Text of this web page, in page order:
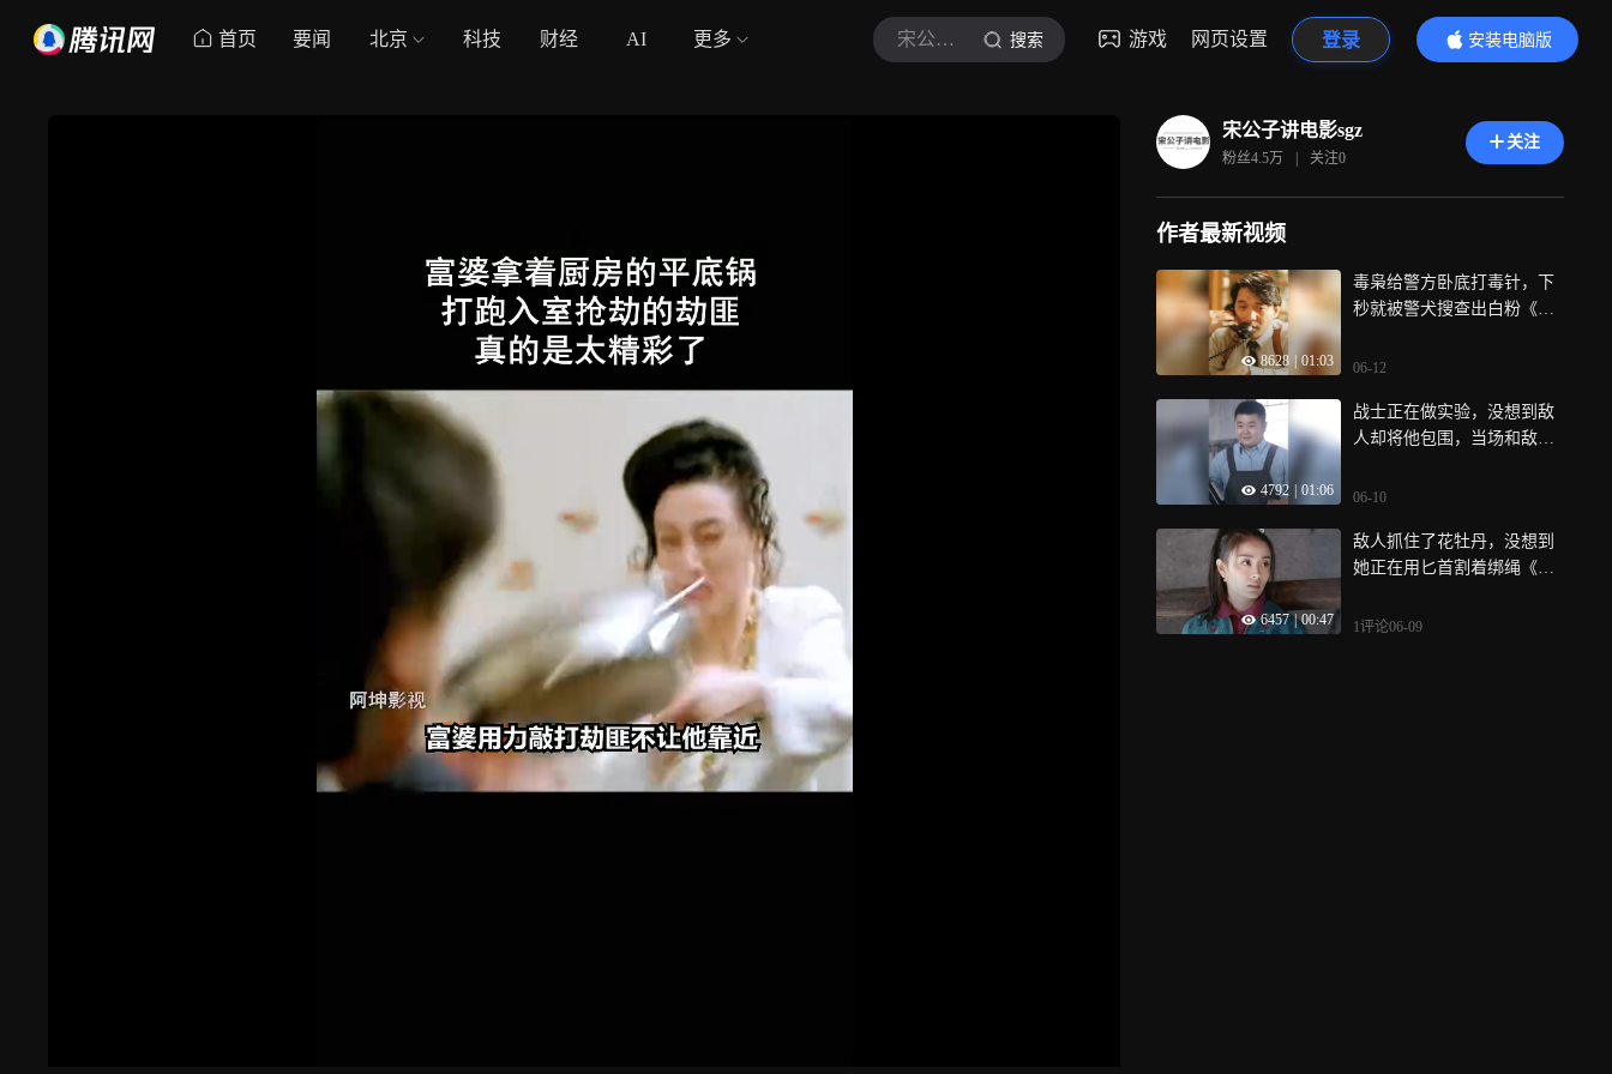
首页 要闻 北京 科技 财经 AI 更多 宋公子讲电影sgz 搜索 游戏 网页设置 登录
安装电脑版
内容更精彩
宋公子讲电影sgz
粉丝4.5万 | 关注0
关注
作者最新视频
8628 | 01:03
毒枭给警方卧底打毒针，下
秒就被警犬搜查出白粉《绝
06-12
4792 01:06
战士正在做实验，没想到敌
人却将他包围，当场和敌人
06-10
6457 | 00:47
敌人抓住了花牡丹，没想到
她正在用匕首割着绑绳《我
1评论06-09